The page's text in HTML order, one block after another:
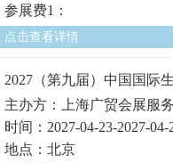
参展费1：
点击查看详情
2027（第九届）中国国际
主办方：上海广贸会展服
时间：2027-04-23-2027-04-
地点：北京